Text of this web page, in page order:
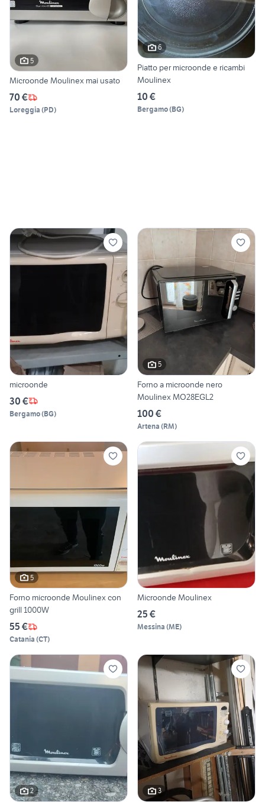
5
Microonde Moulinex mai usato
70 €
Loreggia (PD)
6
Piatto per microonde e ricambi
Moulinex
10 €
Bergamo(BG)
microonde
30 €
Bergamo(BG)
5
Forno a microonde nero
Moulinex MO28EGL2
100 €
Artena (RM)
5
Forno microonde Moulinex con
grill 1000W
55 €
Catania (CT)
Microonde Moulinex
25 €
Messina (ME)
2 3